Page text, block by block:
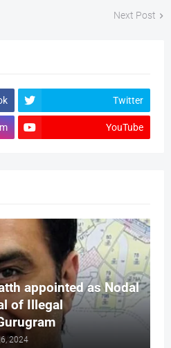
Next Post
Twitter
YouTube
appointed as Nodal
of Illegal
2024